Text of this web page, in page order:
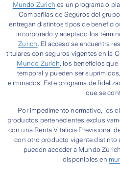
Mundo Zurich es un programa o
Compañías de Seguros del
entregan distintos tipos de
incorporado y aceptado los
Zurich . El acceso se encuentra
titulares con seguros vigentes en la
Mundo Zurich , los beneficios
temporal y pueden ser
eliminados. Este programa de
que se
Por impedimento normativo, los
productos pertenecientes
con una Renta Vitalicia Previsional
con otro producto vigente distinto
pueden acceder a Mundo
disponibles en